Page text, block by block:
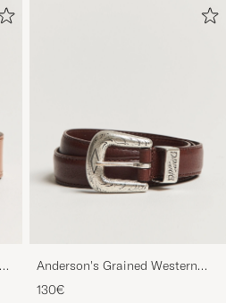
Anderson's Grained Western
Leather Belt 2,5 cm Brown
130€